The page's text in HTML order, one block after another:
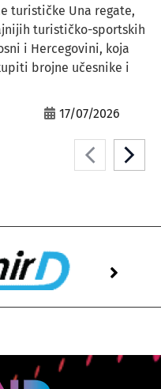
turističke Una regate,
turističko-sportskih
i Hercegovini, koja
brojne učesnike i
17/07/2026